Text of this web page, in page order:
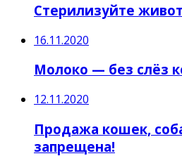
Стерилизуйте
16.11.2020
Молоко — без слёз
12.11.2020
Продажа кошек,
запрещена!